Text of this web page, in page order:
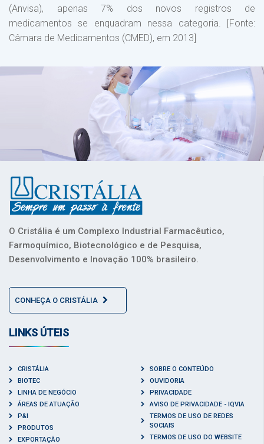
(Anvisa), apenas 7% dos novos registros de
medicamentos se enquadram nessa categoria. [Fonte:
Câmara de Medicamentos (CMED), em 2013]
O Cristália é um Complexo Industrial Farmacêutico,
Farmoquímico, Biotecnológico e de Pesquisa,
Desenvolvimento e Inovação 100% brasileiro.
CONHEÇA O CRISTÁLIA
LINKS ÚTEIS
CRISTÁLIA
BIOTEC
LINHA DE NEGÓCIO
ÁREAS DE ATUAÇÃO
P&I
PRODUTOS
EXPORTAÇÃO
SOBRE O CONTEÚDO
OUVIDORIA
PRIVACIDADE
AVISO DE PRIVACIDADE - IQVIA
TERMOS DE USO DE REDES
SOCIAIS
TERMOS DE USO DO WEBSITE